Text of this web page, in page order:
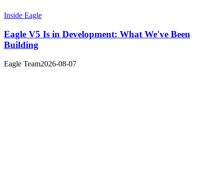
Inside Eagle
Eagle V5 Is in Development: What We've Been
Building
Eagle Team2026-08-07